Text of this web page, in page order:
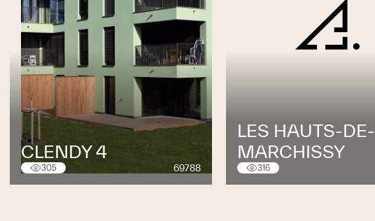
CLENDY 4
305 69788
LES HAUTS-DE-
MARCHISSY
316